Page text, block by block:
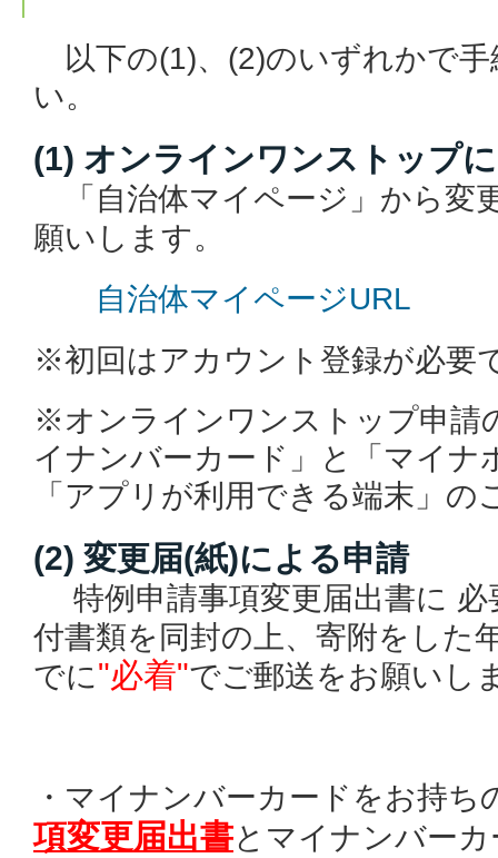
以下の(1)、(2)のいずれかで
い。
(1) オンラインワンストップ
「自治体マイページ」から変
願いします。
自治体マイページURL
※初回はアカウント登録が必要
※オンラインワンストップ申請
イナンバーカード」と「マイナ
「アプリが利用できる端末」の
(2) 変更届(紙)による申請
特例申請事項変更届出書に 必
付書類を同封の上、寄附をした
でに"必着"でご郵送をお願いし
・マイナンバーカードをお持ち
項変更届出書とマイナンバー